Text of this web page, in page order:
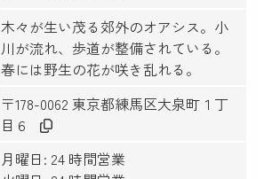
木々が生い茂る郊外のオアシス。小
川が流れ、歩道が整備されている。
春には野生の花が咲き乱れる。
〒178-0062 東京都練馬区大泉町１丁
目６
月曜日: 24 時間営業